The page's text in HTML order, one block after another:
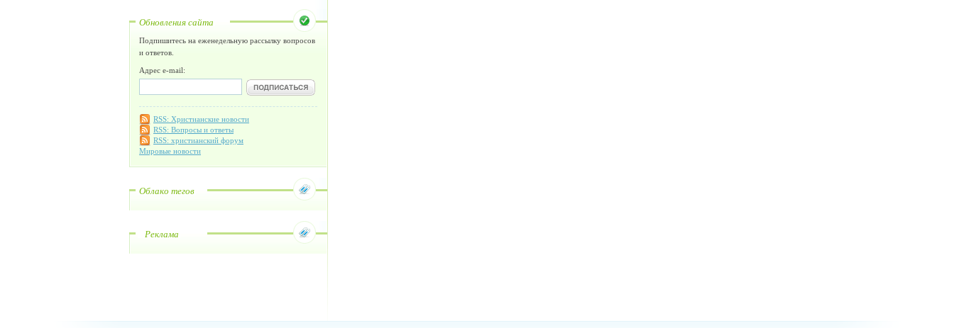
Обновления сайта
Подпишитесь на еженедельную рассылку вопросов
и ответов.
Адрес e-mail:
RSS: Христианские новости
RSS: Вопросы и ответы
RSS: христианский форум
Мировые новости
Облако тегов
Реклама